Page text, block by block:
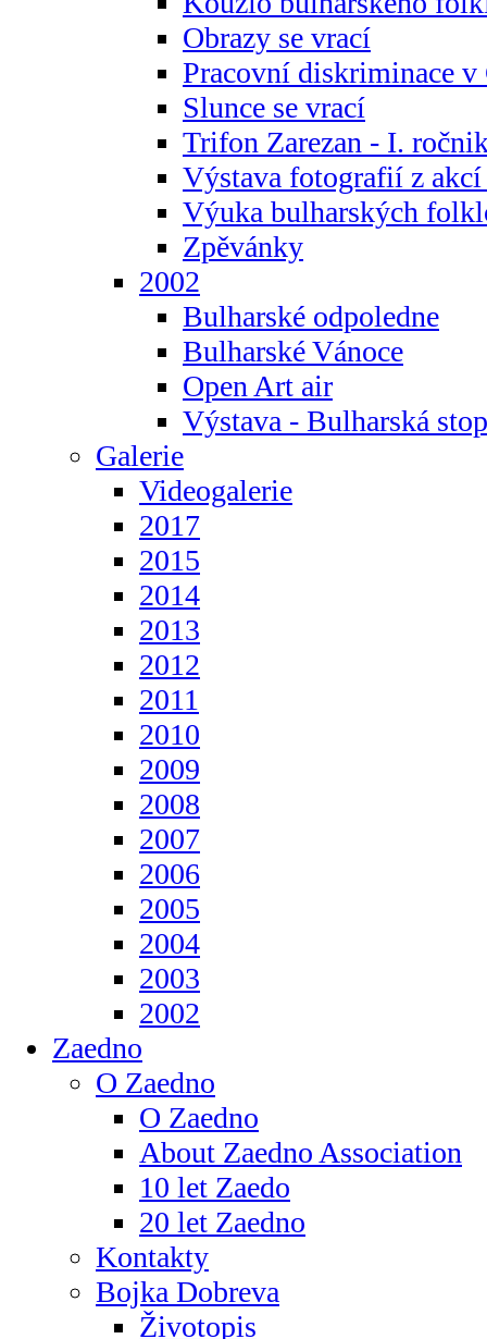
Obrazy se vrací
Pracovní diskriminace
Slunce se vrací
Trifon Zarezan - I.
Výstava fotografií z akcí
Výuka bulharských
Zpěvánky
2002
Bulharské odpoledne
Bulharské Vánoce
Open Art air
Výstava - Bulharská
Galerie
Videogalerie
2017
2015
2014
2013
2012
2011
2010
2009
2008
2007
2006
2005
2004
2003
2002
Zaedno
O Zaedno
O Zaedno
About Zaedno Association
10 let Zaedo
20 let Zaedno
Kontakty
Bojka Dobreva
Životopis